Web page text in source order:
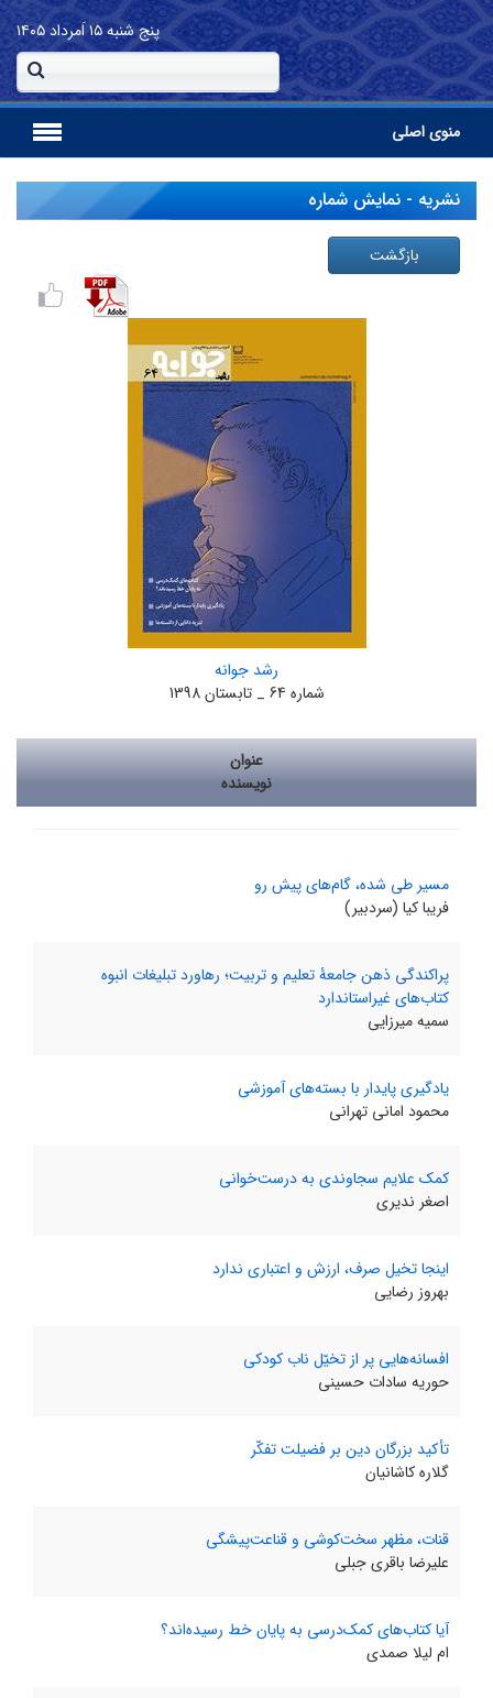
پنج شنبه۱۵ اَمرداد ۱۴۰۵
منوی اصلی
نشریه - نمایش شماره
بازگشت
رشد جوانه
شماره 64 _ تابستان 1398
عنوان
نویسنده
مسیر طی شده، گام‌های پیش رو
فریبا کیا (سردبیر)
پراکندگی ذهن جامعۀ تعلیم و تربیت؛ رهاورد تبلیغات انبوه
کتاب‌های غیراستاندارد
سمیه میرزایی
یادگیری پایدار با بسته‌های آموزشی
محمود امانی تهرانی
کمک علایم سجاوندی به درست‌خوانی
اصغر ندیری
اینجا تخیل صرف، ارزش و اعتباری ندارد
بهروز رضایی
افسانه‌هایی پر از تخیّل ناب کودکی
حوریه سادات حسینی
تأکید بزرگان دین بر فضیلت تفکّر
گلاره کاشانیان
قنات، مظهر سخت‌کوشی و قناعت‌پیشگی
علیرضا باقری جبلی
آیا کتاب‌های کمک‌درسی به پایان خط رسیده‌اند؟
ام لیلا صمدی